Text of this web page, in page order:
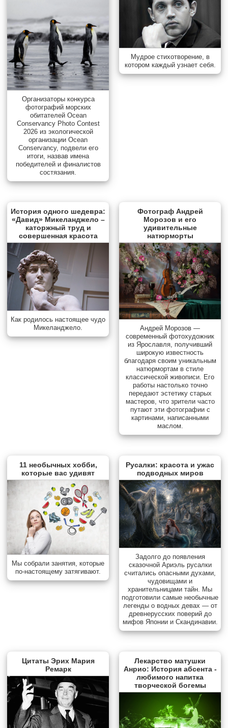
Организаторы конкурса
фотографий морских
обитателей Ocean
Conservancy Photo Contest
2026 из экологической
организации Ocean
Conservancy, подвели его
итоги, назвав имена
победителей и финалистов
состязания.
Мудрое стихотворение, в
котором каждый узнает себя.
История одного шедевра:
«Давид» Микеланджело –
каторжный труд и
совершенная красота
Как родилось настоящее чудо
Микеланджело.
Фотограф Андрей
Морозов и его
удивительные
натюрморты
Андрей Морозов —
современный фотохудожник
из Ярославля, получивший
широкую известность
благодаря своим уникальным
натюрмортам в стиле
классической живописи. Его
работы настолько точно
передают эстетику старых
мастеров, что зрители часто
путают эти фотографии с
картинами, написанными
маслом.
11 необычных хобби,
которые вас удивят
Мы собрали занятия, которые
по-настоящему затягивают.
Русалки: красота и ужас
подводных миров
Задолго до появления
сказочной Ариэль русалки
считались опасными духами,
чудовищами и
хранительницами тайн. Мы
подготовили самые необычные
легенды о водных девах — от
древнерусских поверий до
мифов Японии и Скандинавии.
Цитаты Эрих Мария
Ремарк
Лекарство матушки
Анрио: История абсента -
любимого напитка
творческой богемы